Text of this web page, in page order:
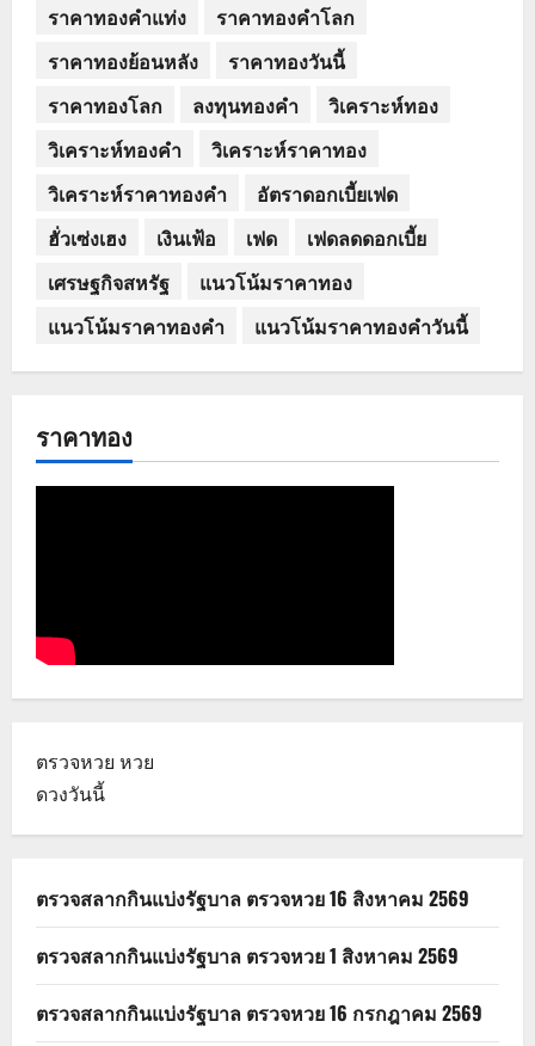
ราคาทองคำแท่ง
ราคาทองคำโลก
ราคาทองย้อนหลัง
ราคาทองวันนี้
ราคาทองโลก
ลงทุนทองคำ
วิเคราะห์ทอง
วิเคราะห์ทองคำ
วิเคราะห์ราคาทอง
วิเคราะห์ราคาทองคำ
อัตราดอกเบี้ยเฟด
ฮั่วเซ่งเฮง
เงินเฟ้อ เฟด
เฟดลดดอกเบี้ย
เศรษฐกิจสหรัฐ
แนวโน้มราคาทอง
แนวโน้มราคาทองคำ
แนวโน้มราคาทองคำวันนี้
ราคาทอง
ตรวจหวย หวย
ดวงวันนี้
ตรวจสลากกินแบ่งรัฐบาล ตรวจหวย 16 สิงหาคม 2569
ตรวจสลากกินแบ่งรัฐบาล ตรวจหวย 1 สิงหาคม 2569
ตรวจสลากกินแบ่งรัฐบาล ตรวจหวย 16 กรกฎาคม 2569